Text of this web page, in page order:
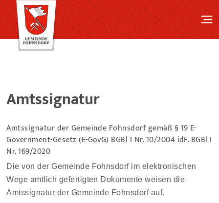
Amtssignatur
Amtssignatur der Gemeinde Fohnsdorf gemäß § 19 E-
Government-Gesetz (E-GovG) BGBl I Nr. 10/2004 idF. BGBl I
Nr. 169/2020
Die von der Gemeinde Fohnsdorf im elektronischen
Wege amtlich gefertigten Dokumente weisen die
Amtssignatur der Gemeinde Fohnsdorf auf.